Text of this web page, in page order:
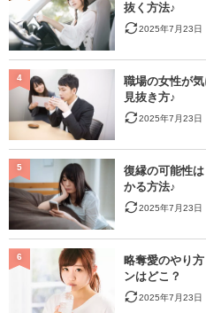
抜く方法♪
2025年7月23日
職場の女性が
見抜き方♪
2025年7月23日
4
復縁の可能性
かる方法♪
2025年7月23日
5
略奪愛のやり
ンはどこ？
2025年7月23日
6